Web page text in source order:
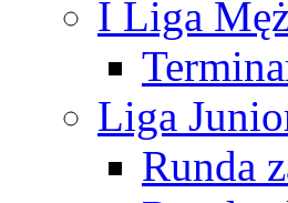
I Liga
Liga
Runda